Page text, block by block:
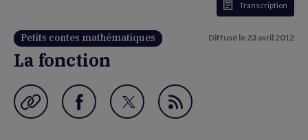
Transcription
Petits contes mathématiques Diffusé le 23 avril 2012
La fonction
Garder en favori
Partager PartagerFlux